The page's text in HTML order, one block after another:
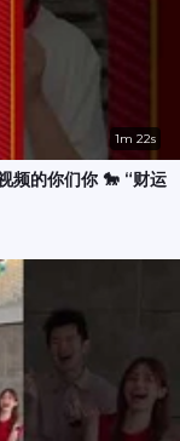
1m 22s
频的你们你 🐎 “财运